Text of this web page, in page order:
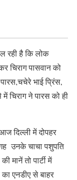
रही है कि लोक
चिराग पासवान को
भाई प्रिंस,
चिराग ने पारस को ही
दिल्ली में दोपहर
उनके चाचा पशुपति
मानें तो पार्टी में
एनडीए से बाहर